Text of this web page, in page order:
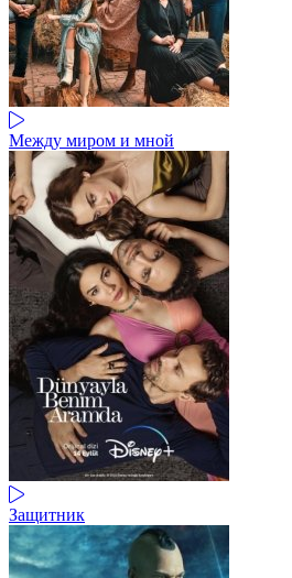
Между миром и мной
Защитник